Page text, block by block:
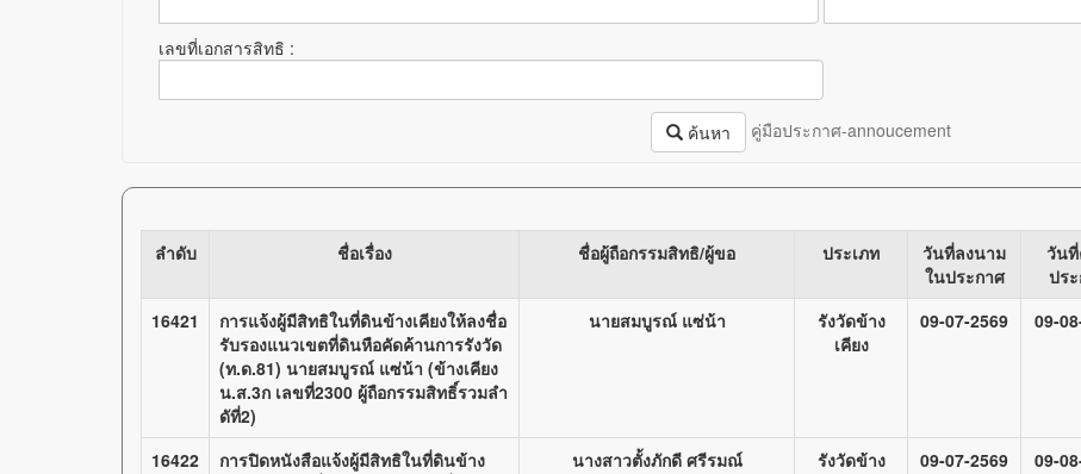
เลขที่เอกสารสิทธิ :
ค้นหา คู่มือประกาศ-annoucement
ลำดับ ชื่อเรื่อง ชื่อผู้ถือกรรมสิทธิ/ผู้ขอ ประเภท
วันที่ลงนาม
ในประกาศ
วัน
ปร
16421
การแจ้งผู้มีสิทธิในที่ดินข้างเคียงให้ลงชื่อ
รับรองแนวเขตที่ดินหือคัดค้านการรังวัด
(ท.ด.81) นายสมบูรณ์ แซ่น้า (ข้างเคียง
น.ส.3ก เลขที่2300 ผู้ถือกรรมสิทธิ์รวมลำ
ดัที่2)
นายสมบูรณ์ แซ่น้า
รังวัดข้าง
เคียง
09-07-2569 09-
16422
การปิดหนังสือแจ้งผู้มีสิทธิในที่ดินข้าง
นางสาวตั้งภักดี ศรีรมณ์
รังวัดข้าง
09-07-2569 09-